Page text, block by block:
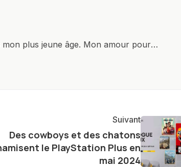
plus jeune âge. Mon amour pour
les dernières avancées dans
l'exploration constante des frontières
lecteurs un aperçu captivant de ce que
Suivant
Des cowboys et des chatons
le PlayStation Plus en
mai 2024